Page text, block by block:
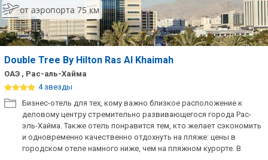
от аэропорта 75 км
Double Tree By Hilton Ras Al Khaimah
ОАЭ , Рас-аль-Хайма
4 звезды
Бизнес-отель для тех, кому важно близкое расположение к
деловому центру стремительно развивающегося города Рас-
эль-Хайма. Также отель понравится тем, кто желает сэкономить
и одновременно качественно отдохнуть на пляже: цены в
городском отеле намного ниже, чем на пляжном курорте. В